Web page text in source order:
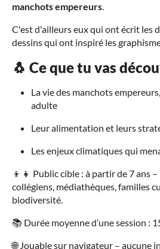
manchots empereurs.
C'est d'ailleurs eux qui ont écrit les
dessins qui ont inspiré les
🐧 Ce que tu vas
La vie des manchots empereurs
adulte
Leur alimentation et leurs
Les enjeux climatiques qui
👦👧 Public cible : à partir de 7 ans
collégiens, médiathèques, familles
biodiversité.
📚 Durée moyenne d’une session :
🌐 Jouable sur navigateur – aucune